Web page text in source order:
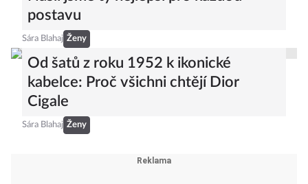
postavu
Sára Blahaj Ženy
Od šatů z roku 1952 k ikonické
kabelce: Proč všichni chtějí Dior
Cigale
Sára Blahaj Ženy